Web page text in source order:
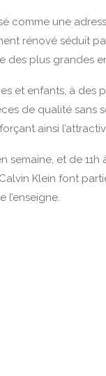
comme une
rénové séduit
des plus grandes
enfants, à des
de qualité sans
ainsi
et de
Klein font
l’enseigne.